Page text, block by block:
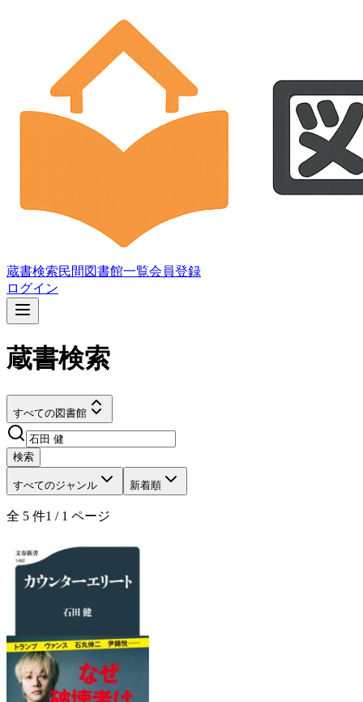
蔵書検索民間図書館一覧会員登録
ログイン
蔵書検索
すべての図書館
検索
すべてのジャンル 新着順
全 5 件1 / 1 ページ